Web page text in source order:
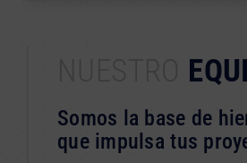
Somos la base de
que impulsa tus